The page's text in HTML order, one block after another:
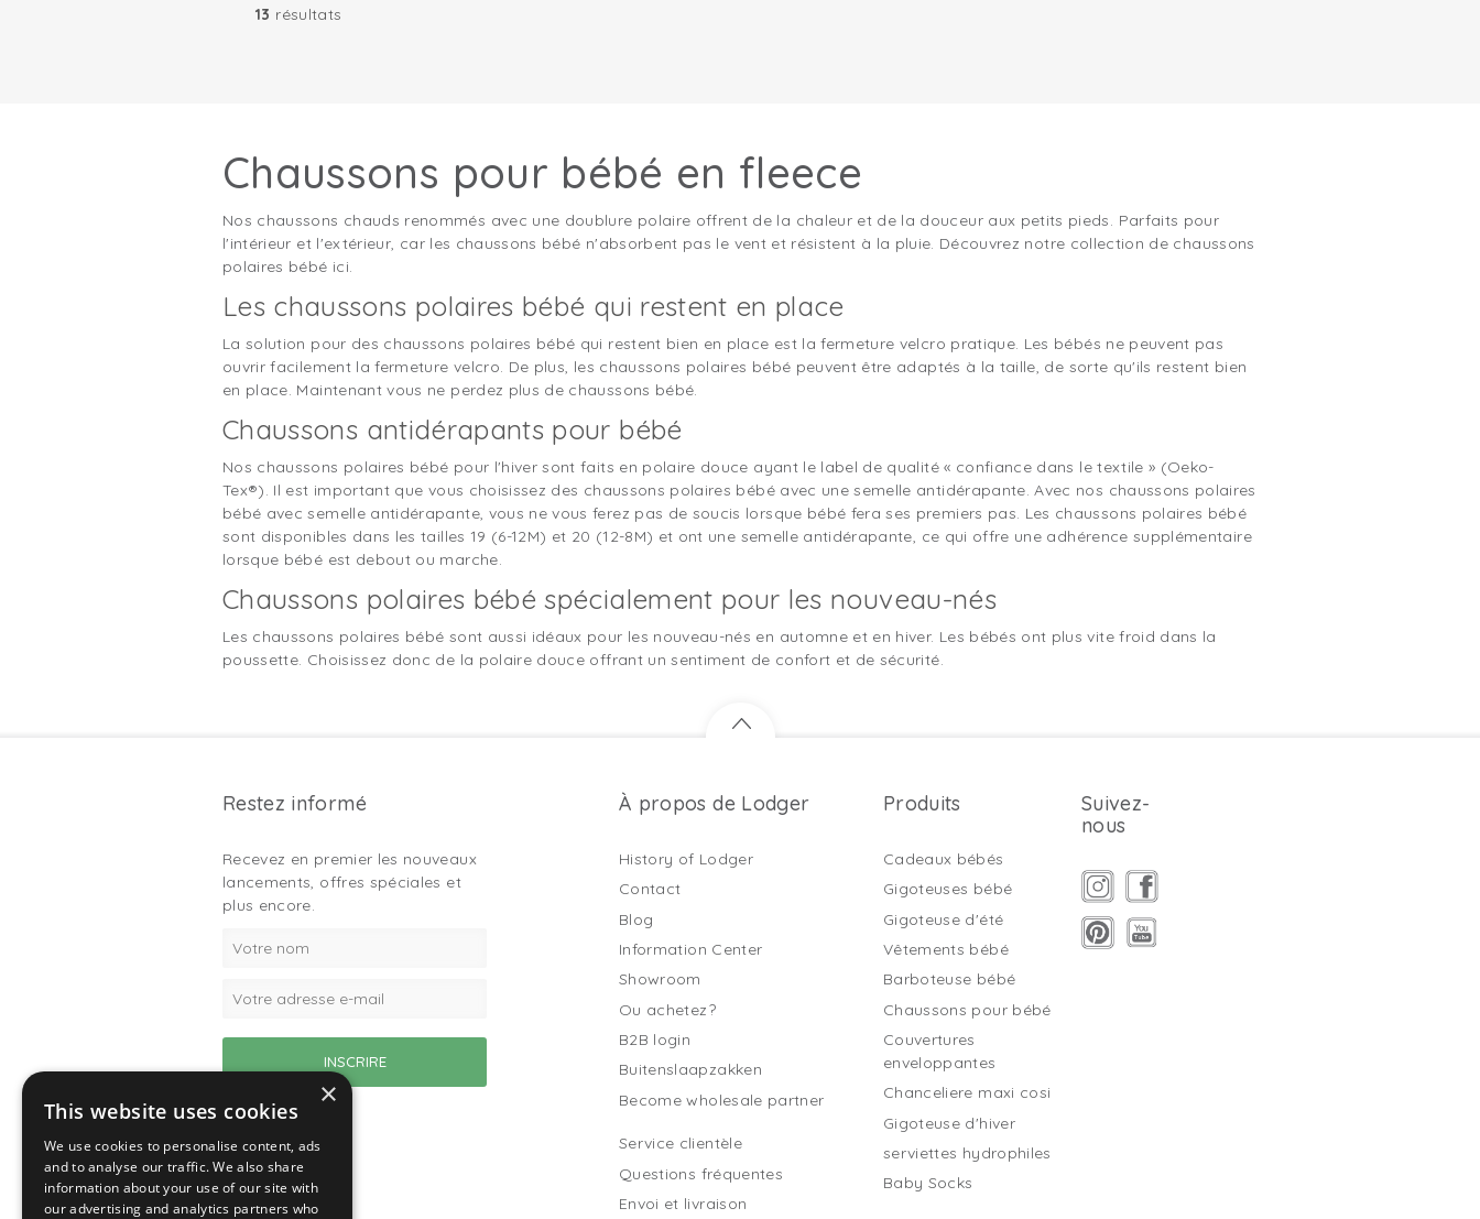
13 résultats
Chaussons pour bébé en fleece
Nos chaussons chauds renommés avec une doublure polaire offrent de la chaleur et de la douceur aux petits pieds. Parfaits pour
l'intérieur et l'extérieur, car les chaussons bébé n'absorbent pas le vent et résistent à la pluie. Découvrez notre collection de chaussons
polaires bébé ici.
Les chaussons polaires bébé qui restent en place
La solution pour des chaussons polaires bébé qui restent bien en place est la fermeture velcro pratique. Les bébés ne peuvent pas
ouvrir facilement la fermeture velcro. De plus, les chaussons polaires bébé peuvent être adaptés à la taille, de sorte qu'ils restent bien
en place. Maintenant vous ne perdez plus de chaussons bébé.
Chaussons antidérapants pour bébé
Nos chaussons polaires bébé pour l'hiver sont faits en polaire douce ayant le label de qualité « confiance dans le textile » (Oeko-
Tex®). Il est important que vous choisissez des chaussons polaires bébé avec une semelle antidérapante. Avec nos chaussons polaires
bébé avec semelle antidérapante, vous ne vous ferez pas de soucis lorsque bébé fera ses premiers pas. Les chaussons polaires bébé
sont disponibles dans les tailles 19 (6-12M) et 20 (12-8M) et ont une semelle antidérapante, ce qui offre une adhérence supplémentaire
lorsque bébé est debout ou marche.
Chaussons polaires bébé spécialement pour les nouveau-nés
Les chaussons polaires bébé sont aussi idéaux pour les nouveau-nés en automne et en hiver. Les bébés ont plus vite froid dans la
poussette. Choisissez donc de la polaire douce offrant un sentiment de confort et de sécurité.
Restez informé
Recevez en premier les nouveaux
lancements, offres spéciales et
plus encore.
À propos de Lodger
History of Lodger
Contact
Blog
Information Center
Showroom
Ou achetez?
B2B login
Buitenslaapzakken
Become wholesale partner
Service clientèle
Questions fréquentes
Envoi et livraison
Produits
Cadeaux bébés
Gigoteuses bébé
Gigoteuse d'été
Vêtements bébé
Barboteuse bébé
Chaussons pour bébé
Couvertures
enveloppantes
Chanceliere maxi cosi
Gigoteuse d'hiver
serviettes hydrophiles
Baby Socks
Suivez-
nous
×
This website uses cookies
We use cookies to personalise content, ads
and to analyse our traffic. We also share
information about your use of our site with
our advertising and analytics partners who